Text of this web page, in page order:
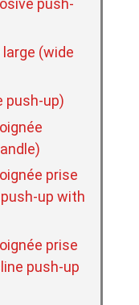
push-
(wide
push-up)
prise
up with
prise
push-up